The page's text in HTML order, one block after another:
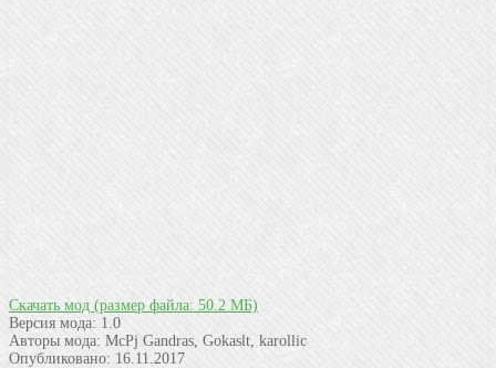
Скачать мод (размер файла: 50.2 МБ)
Версия мода: 1.0
Авторы мода: McPj Gandras, Gokaslt, karollic
Опубликовано: 16.11.2017